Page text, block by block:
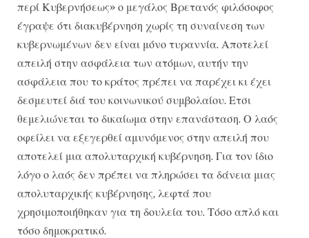
περί Κυβερνήσεως» ο μεγάλος Βρετανός φιλόσοφος
έγραψε ότι διακυβέρνηση χωρίς τη συναίνεση των
κυβερνωμένων δεν είναι μόνο τυραννία. Αποτελεί
απειλή στην ασφάλεια των ατόμων, αυτήν την
ασφάλεια που το κράτος πρέπει να παρέχει κι έχει
δεσμευτεί διά του κοινωνικού συμβολαίου. Ετσι
θεμελιώνεται το δικαίωμα στην επανάσταση. Ο λαός
οφείλει να εξεγερθεί αμυνόμενος στην απειλή που
αποτελεί μια απολυταρχική κυβέρνηση. Για τον ίδιο
λόγο ο λαός δεν πρέπει να πληρώσει τα δάνεια μιας
απολυταρχικής κυβέρνησης, λεφτά που
χρησιμοποιήθηκαν για τη δουλεία του. Τόσο απλό και
τόσο δημοκρατικό.